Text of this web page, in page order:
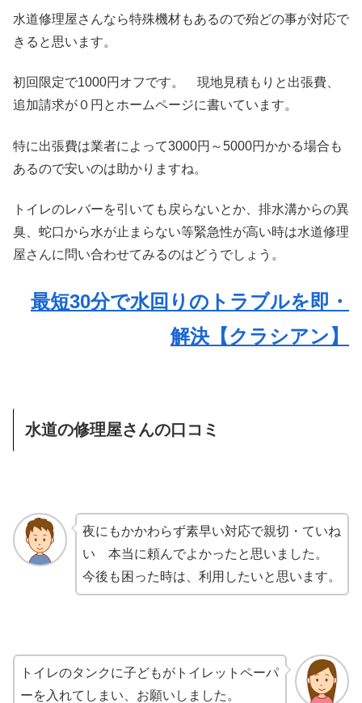
水道修理屋さんなら特殊機材もあるので殆どの事が対応で
きると思います。
初回限定で1000円オフです。 現地見積もりと出張費、
追加請求が０円とホームページに書いています。
特に出張費は業者によって3000円～5000円かかる場合も
あるので安いのは助かりますね。
トイレのレバーを引いても戻らないとか、排水溝からの異
臭、蛇口から水が止まらない等緊急性が高い時は水道修理
屋さんに問い合わせてみるのはどうでしょう。
最短30分で水回りのトラブルを即・
解決【クラシアン】
水道の修理屋さんの口コミ
夜にもかかわらず素早い対応で親切・ていね
い 本当に頼んでよかったと思いました。
今後も困った時は、利用したいと思います。
トイレのタンクに子どもがトイレットペーパ
ーを入れてしまい、お願いしました。